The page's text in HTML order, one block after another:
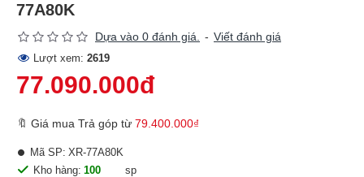
77A80K
Dựa vào 0 đánh giá. - Viết đánh giá
Lượt xem: 2619
77.090.000đ
🔖 Giá mua Trả góp từ 79.400.000₫
Kho hàng: 100
sp
Mã SP: XR-77A80K